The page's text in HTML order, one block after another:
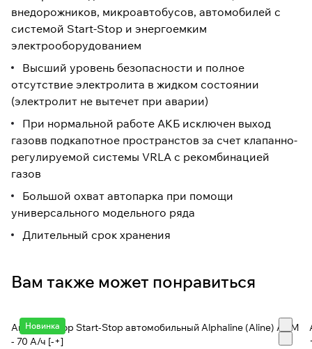
внедорожников, микроавтобусов, автомобилей с
системой Start-Stop и энергоемким
электрооборудованием
Высший уровень безопасности и полное
отсутствие электролита в жидком состоянии
(электролит не вытечет при аварии)
При нормальной работе АКБ исключен выход
газовв подкапотное пространстов за счет клапанно-
регулируемой системы VRLA с рекомбинацией
газов
Большой охват автопарка при помощи
универсального модельного ряда
Длительный срок хранения
Вам также может понравиться
Новинка
Аккумулятор Start-Stop автомобильный Alphaline (Aline) AGM
- 70 А/ч [-+]